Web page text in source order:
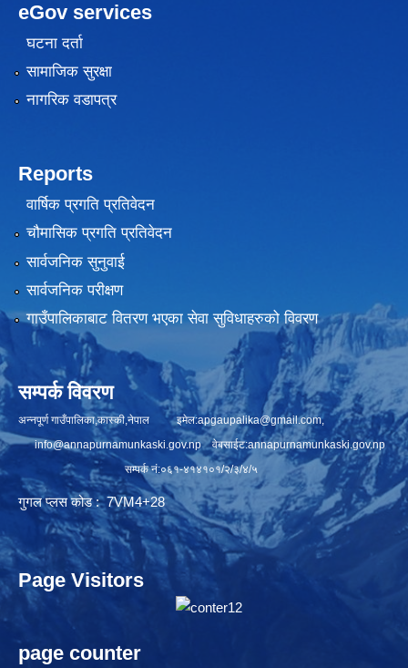
eGov services
घटना दर्ता
सामाजिक सुरक्षा
नागरिक वडापत्र
Reports
वार्षिक प्रगति प्रतिवेदन
चौमासिक प्रगति प्रतिवेदन
सार्वजनिक सुनुवाई
सार्वजनिक परीक्षण
गाउँपालिकाबाट वितरण भएका सेवा सुविधाहरुको विवरण
सम्पर्क विवरण
अन्नपूर्ण गाउँपालिका,कास्की,नेपाल इमेल:apgaupalika@gmail.com,
info@annapurnamunkaski.gov.npवेबसाईट:annapurnamunkaski.gov.np
सम्पर्क नं:०६१-४१४१०१/२/३/४/५
गुगल प्लस कोड : 7VM4+28
Page Visitors
page counter